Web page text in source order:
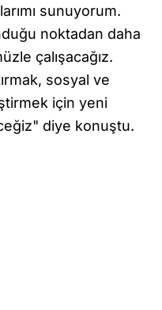
sunuyorum.
noktadan daha
çalışacağız.
sosyal ve
için yeni
diye konuştu.